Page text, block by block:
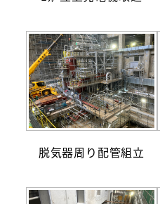
脱気器周り配管組立